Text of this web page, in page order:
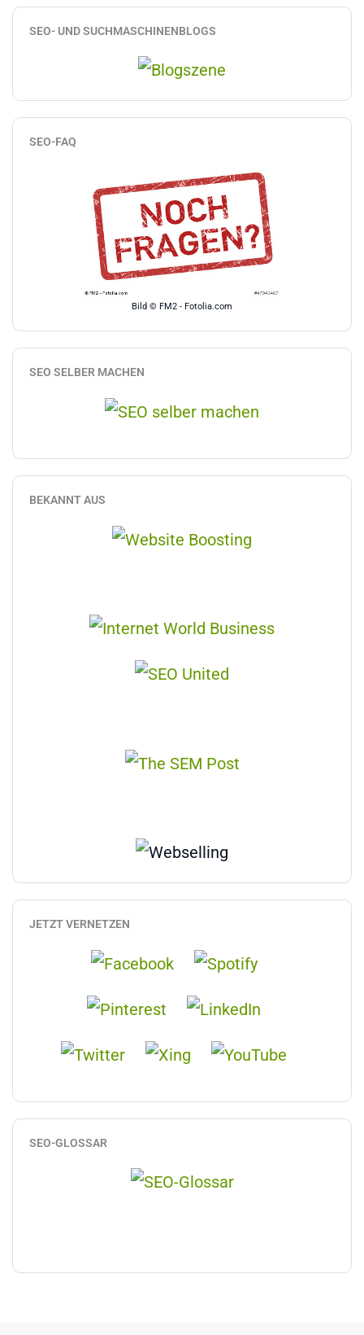
SEO- UND SUCHMASCHINENBLOGS
SEO-FAQ
Bild © FM2 - Fotolia.com
SEO SELBER MACHEN
BEKANNT AUS
JETZT VERNETZEN
SEO-GLOSSAR